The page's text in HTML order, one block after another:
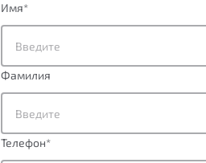
Имя*
Фамилия
Телефон*